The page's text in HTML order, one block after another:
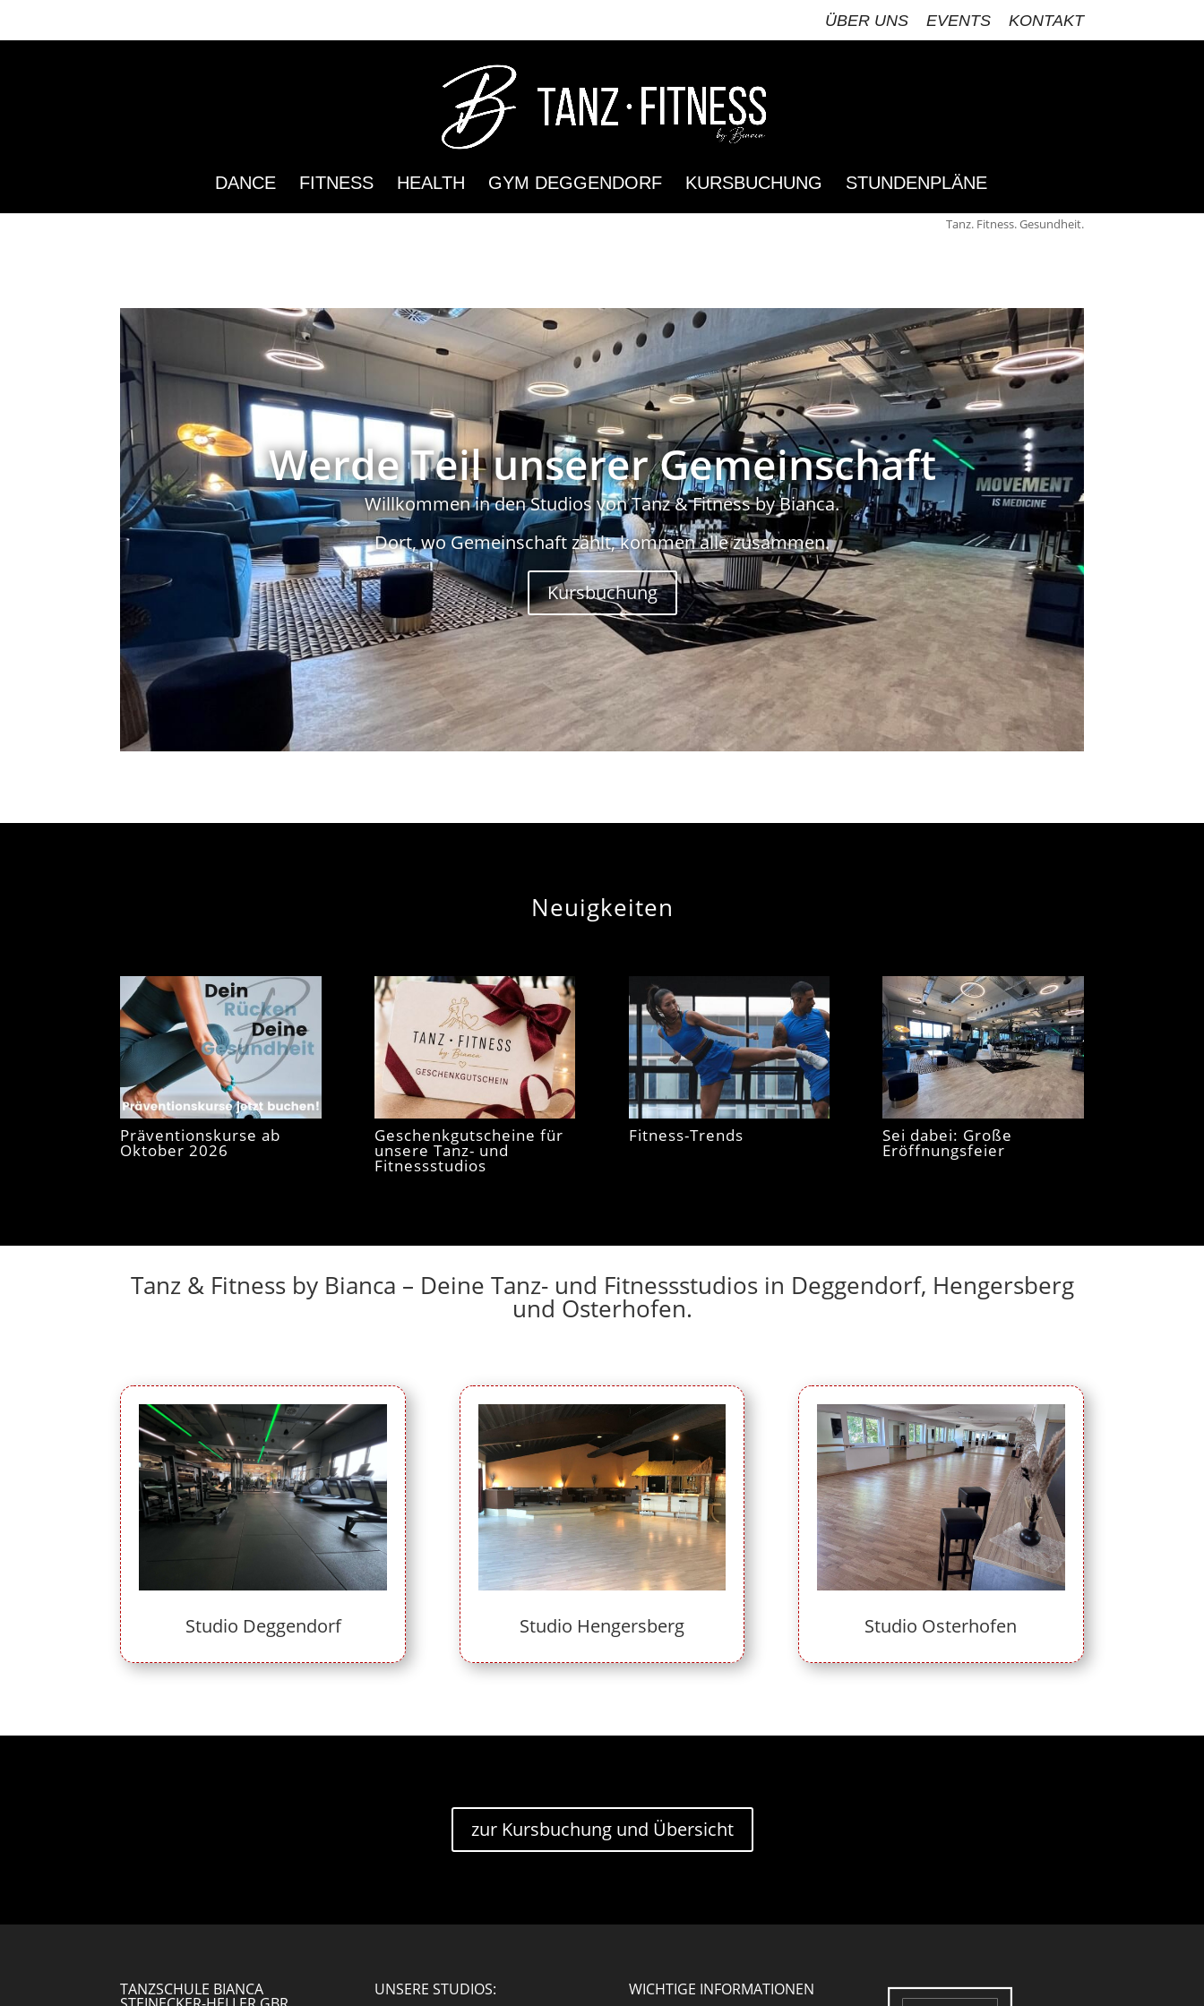
ÜBER UNS EVENTS KONTAKT
DANCE FITNESS HEALTH GYM DEGGENDORF KURSBUCHUNG STUNDENPLÄNE
Tanz. Fitness. Gesundheit.
Werde Teil unserer Gemeinschaft
Willkommen in den Studios von Tanz & Fitness by Bianca.
Dort, wo Gemeinschaft zählt, kommen alle zusammen.
Kursbuchung
Neuigkeiten
Präventionskurse ab
Oktober 2026
Geschenkgutscheine für
unsere Tanz- und
Fitnessstudios
Fitness-Trends Sei dabei: Große
Eröffnungsfeier
Tanz & Fitness by Bianca – Deine Tanz- und Fitnessstudios in Deggendorf, Hengersberg
und Osterhofen.
Studio Deggendorf Studio Hengersberg Studio Osterhofen
zur Kursbuchung und Übersicht
TANZSCHULE BIANCA UNSERE STUDIOS: WICHTIGE INFORMATIONEN